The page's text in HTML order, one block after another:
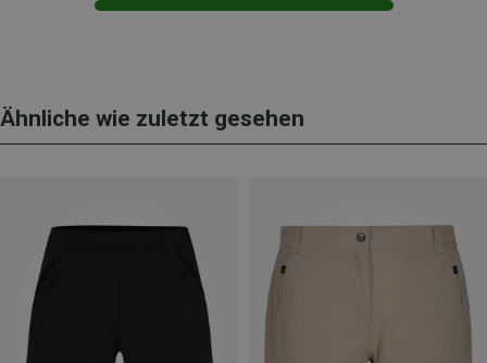
Ähnliche wie zuletzt gesehen